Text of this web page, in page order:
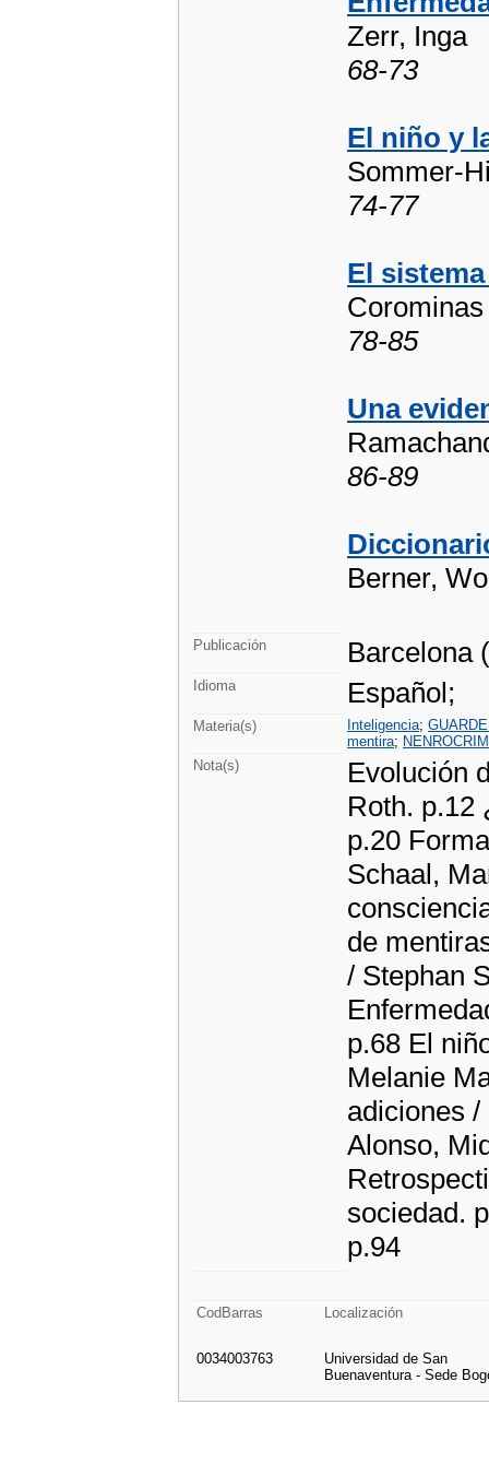
Zerr, Inga
68-73
El niño y
Sommer-
74-77
El
78-85
Una
86-89
Berner,
Publicación Barcelona
Idioma Español;
Materia(s) Inteligencia;
mentira;
Nota(s)
Evolución
Roth. p.12
p.20
Schaal,
de
/ Stephan
p.68 El
Melanie
adiciones
Alonso,
sociedad.
p.94
CodBarras Localización
0034003763
Universidad de San
Buenaventura - Sede